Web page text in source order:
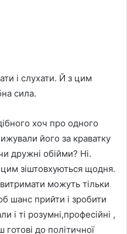
і слухати. Й з цим
сила.
хоч про одного
його за краватку
дружні обійми? Ні.
цим зіштовхуються щодня.
можуть тільки
шанс прийти і зробити
і ті розумні,професійні ,
готові до політичної